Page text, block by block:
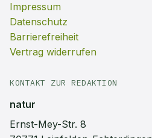
Impressum
Datenschutz
Barrierefreiheit
Vertrag widerrufen
KONTAKT ZUR REDAKTION
natur
Ernst-Mey-Str. 8